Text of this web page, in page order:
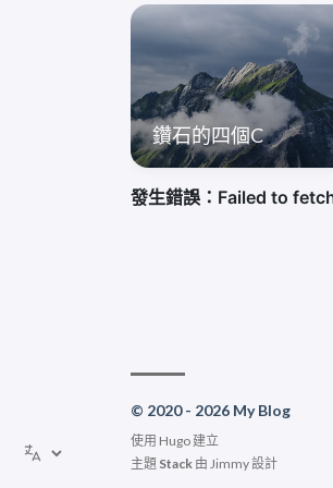
鑽石的四個C
© 2020 - 2026 My Blog
使用 Hugo建立
主題 Stack 由 Jimmy設計